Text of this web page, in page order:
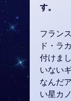
す。
フラン
ド・ラ
付けま
いない
なんだ
い星カ